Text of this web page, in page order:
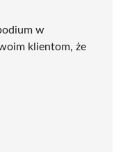
w
klientom, że